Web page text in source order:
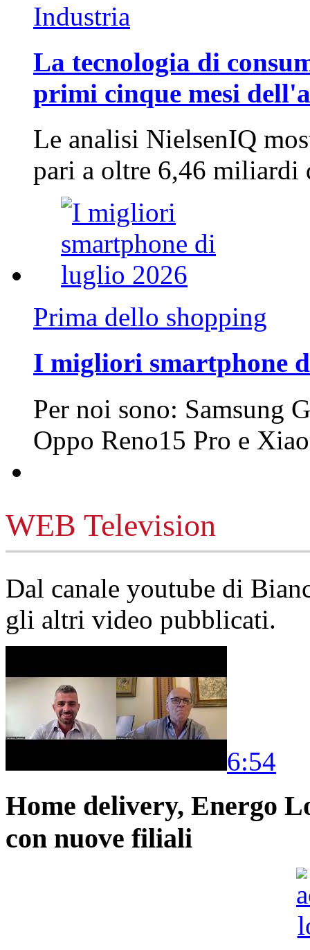
Industria
La tecnologia di
primi cinque mesi
Le analisi NielsenIQ
pari a oltre 6,46
Prima dello shopping
I migliori smartphone
Per noi sono: Samsung
Oppo Reno15 Pro e
WEB Television
Dal canale youtube di
gli altri video pubblicati.
6:54
Home delivery, Energo
con nuove filiali